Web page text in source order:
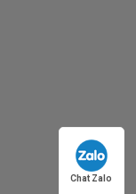
Chat Zalo